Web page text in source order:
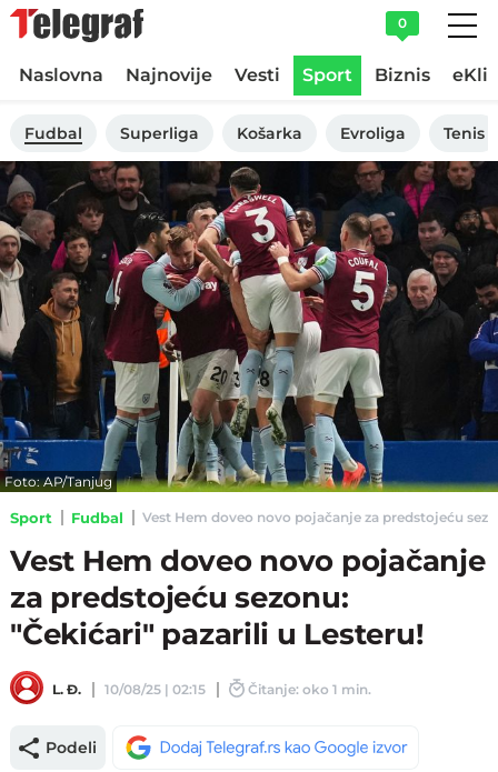
0
Naslovna Najnovije Vesti Sport Biznis
Fudbal Superliga Košarka Evroliga Tenis
Foto: AP/Tanjug
Sport Fudbal Vest Hem doveo novo pojačanje za predstojeću
Vest Hem doveo novo pojačanje
za predstojeću sezonu:
"Čekićari" pazarili u Lesteru!
L. Đ. 10/08/25 | 02:15 Čitanje: oko 1 min.
Podeli